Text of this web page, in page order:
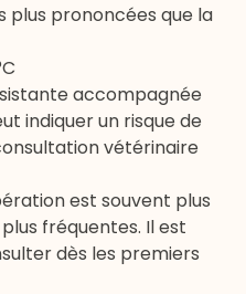
plus prononcées que la
accompagnée
indiquer un risque de
vétérinaire
est souvent plus
fréquentes. Il est
dès les premiers